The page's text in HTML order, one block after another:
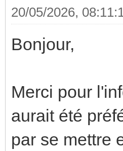
20/05/2026,
Bonjour,
Merci pour
aurait été
par se mettre